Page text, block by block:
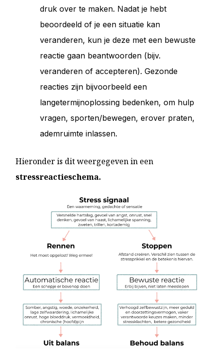
druk over te maken. Nadat je hebt
beoordeeld of je een situatie kan
veranderen, kun je deze met een bewuste
reactie gaan beantwoorden (bijv.
veranderen of accepteren). Gezonde
reacties zijn bijvoorbeeld een
langetermijnoplossing bedenken, om hulp
vragen, sporten/bewegen, erover praten,
ademruimte inlassen.
Hieronder is dit weergegeven in een
stressreactieschema.